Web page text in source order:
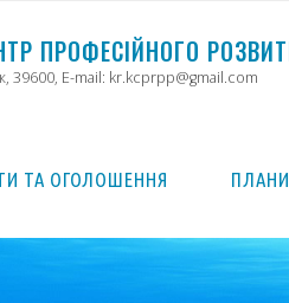
ТР ПРОФЕСІЙНОГО РОЗВИТ
39600, E-mail: kr.kcprpp@gmail.com
ТА ОГОЛОШЕННЯ